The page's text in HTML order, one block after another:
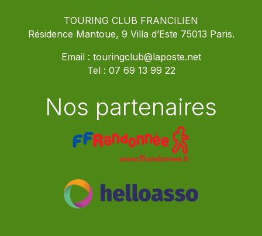
TOURING CLUB FRANCILIEN
Résidence Mantoue, 9 Villa d’Este 75013 Paris.
Email : touringclub@laposte.net
Tel : 07 69 13 99 22
Nos partenaires